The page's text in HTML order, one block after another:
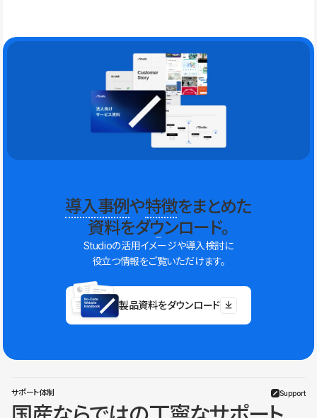
導入事例や特徴をまとめた
資料をダウンロード。
Studioの活用イメージや導入検討に
役立つ情報をご覧いただけます。
製品資料をダウンロード
サポート体制 Support